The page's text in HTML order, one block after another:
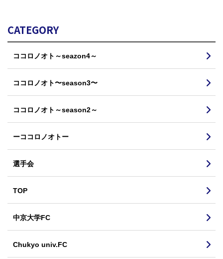
CATEGORY
ココロノオト～seazon4～
ココロノオト〜season3〜
ココロノオト～season2～
ーココロノオトー
選手会
TOP
中京大学FC
Chukyo univ.FC